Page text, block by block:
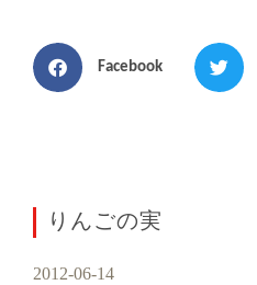
Facebook
りんごの実
2012-06-14